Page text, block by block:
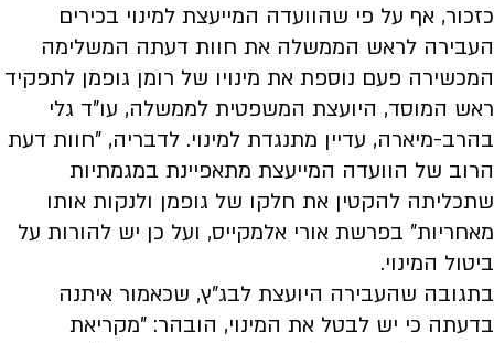
כזכור, אף על פי שהוועדה המייעצת למינוי בכירים
העבירה לראש הממשלה את חוות דעתה המשלימה
המכשירה פעם נוספת את מינויו של רומן גופמן לתפקיד
ראש המוסד, היועצת המשפטית לממשלה, עו"ד גלי
בהרב-מיארה, עדיין מתנגדת למינוי. לדבריה, "חוות דעת
הרוב של הוועדה המייעצת מתאפיינת במגמתיות
שתכליתה להקטין את חלקו של גופמן ולנקות אותו
מאחריות" בפרשת אורי אלמקייס, ועל כן יש להורות על
ביטול המינוי.
בתגובה שהעבירה היועצת לבג"ץ, שכאמור איתנה
בדעתה כי יש לבטל את המינוי, הובהר: "מקריאת